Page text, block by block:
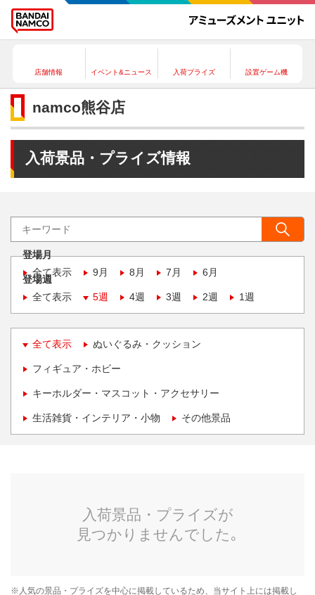
店舗情報 イベント&ニュース 入荷プライズ 設置ゲーム機
namco熊谷店
入荷景品・プライズ情報
登場月
全て表示
9月 8月 7月 6月
登場週
全て表示
5週 4週 3週 2週 1週
全て表示 ぬいぐるみ・クッション
フィギュア・ホビー
キーホルダー・マスコット・アクセサリー
生活雑貨・インテリア・小物 その他景品